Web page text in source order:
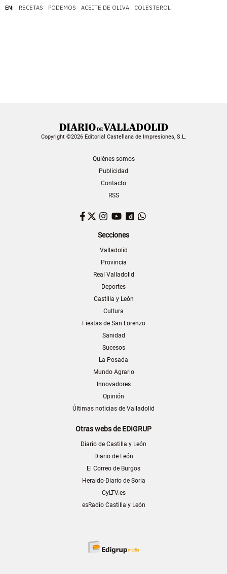
EN: RECETAS PODEMOS ACEITE DE OLIVA COLESTEROL
Copyright ©2026 Editorial Castellana de Impresiones, S.L.
Quiénes somos
Publicidad
Contacto
RSS
Facebook
TwitterInstagram
YouTubeDailymotion
Secciones
Valladolid
Provincia
Real Valladolid
Deportes
Castilla y León
Cultura
Fiestas de San Lorenzo
Sanidad
Sucesos
La Posada
Mundo Agrario
Innovadores
Opinión
Últimas noticias de Valladolid
Otras webs de EDIGRUP
Diario de Castilla y León
Diario de León
El Correo de Burgos
Heraldo-Diario de Soria
CyLTV.es
esRadio Castilla y León